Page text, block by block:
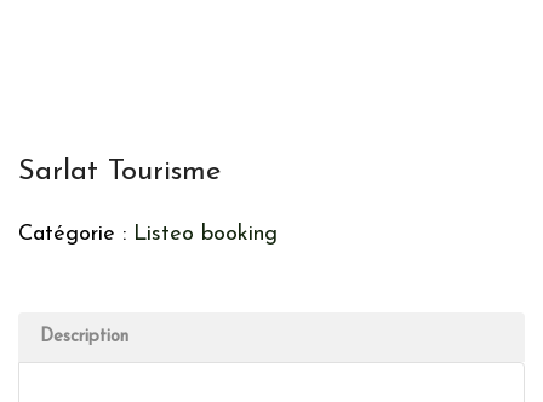
Sarlat Tourisme
Catégorie : Listeo booking
Description